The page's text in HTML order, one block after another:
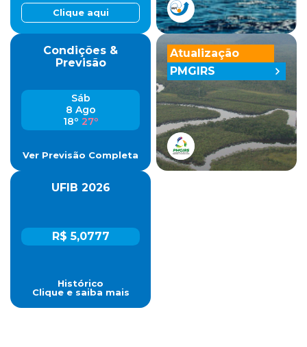
Clique aqui
Condições &
Previsão
Sáb
8 Ago
18º 27º
Ver Previsão Completa
UFIB 2026
R$ 5,0777
Histórico
Clique e saiba mais
Atualização
PMGIRS